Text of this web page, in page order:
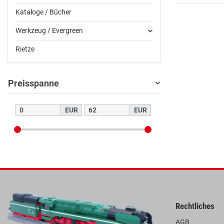
Kataloge / Bücher
Werkzeug / Evergreen
Rietze
Preisspanne
EUR EUR
Rechtliches
AGB